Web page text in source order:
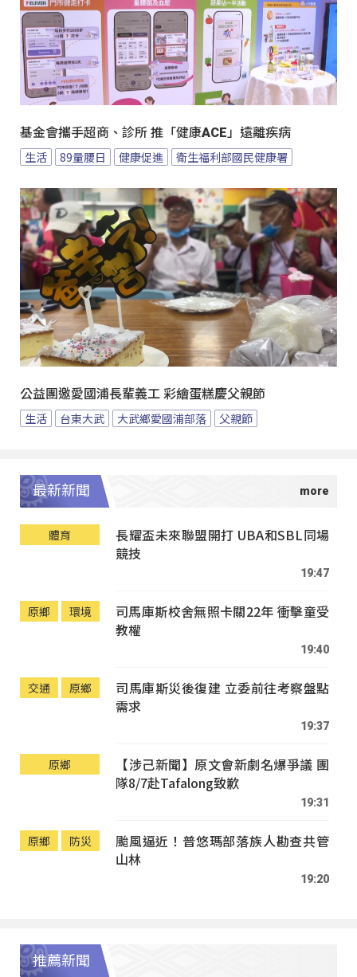
基金會攜手超商、診所 推「健康ACE」遠離疾病
生活 89量腰日 健康促進 衛生福利部國民健康署
公益團邀愛國浦長輩義工 彩繪蛋糕慶父親節
生活 台東大武 大武鄉愛國浦部落 父親節
最新新聞
體育
長耀盃未來聯盟開打 UBA和SBL同場
競技
19:47
原鄉 環境
司馬庫斯校舍無照卡關22年 衝擊童受
教權
19:40
交通 原鄉
司馬庫斯災後復建 立委前往考察盤點
需求
19:37
原鄉
【涉己新聞】原文會新劇名爆爭議 團
隊8/7赴Tafalong致歉
19:31
原鄉 防災
颱風逼近！普悠瑪部落族人勘查共管
山林
19:20
推薦新聞